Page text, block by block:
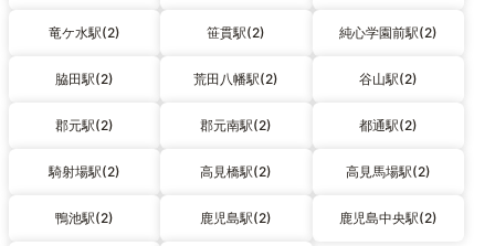
竜ケ水駅(2) 笹貫駅(2) 純心学園前駅(2)
脇田駅(2) 荒田八幡駅(2) 谷山駅(2)
郡元駅(2) 郡元南駅(2) 都通駅(2)
騎射場駅(2) 高見橋駅(2) 高見馬場駅(2)
鴨池駅(2) 鹿児島駅(2) 鹿児島中央駅(2)